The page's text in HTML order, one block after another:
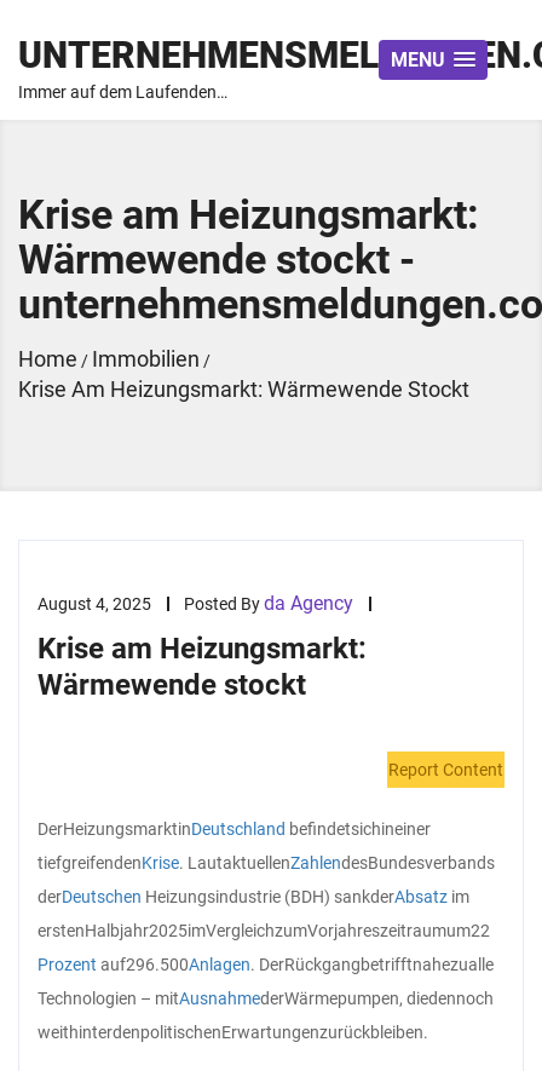
Immer auf dem Laufenden…
MENU
Krise am Heizungsmarkt:
Wärmewende stockt -
Home / Immobilien /
Krise Am Heizungsmarkt: Wärmewende Stockt
August 4, 2025 Posted Byda Agency
Krise am Heizungsmarkt:
Wärmewende stockt
Report Content
DerHeizungsmarktinDeutschland befindetsichineiner
tiefgreifendenKrise. LautaktuellenZahlendesBundesverbands
derDeutschen Heizungsindustrie (BDH) sankderAbsatz im
erstenHalbjahr2025imVergleichzumVorjahreszeitraumum22
Prozent auf296.500Anlagen. DerRückgangbetrifftnahezualle
Technologien – mitAusnahmederWärmepumpen, diedennoch
weithinterdenpolitischenErwartungenzurückbleiben.